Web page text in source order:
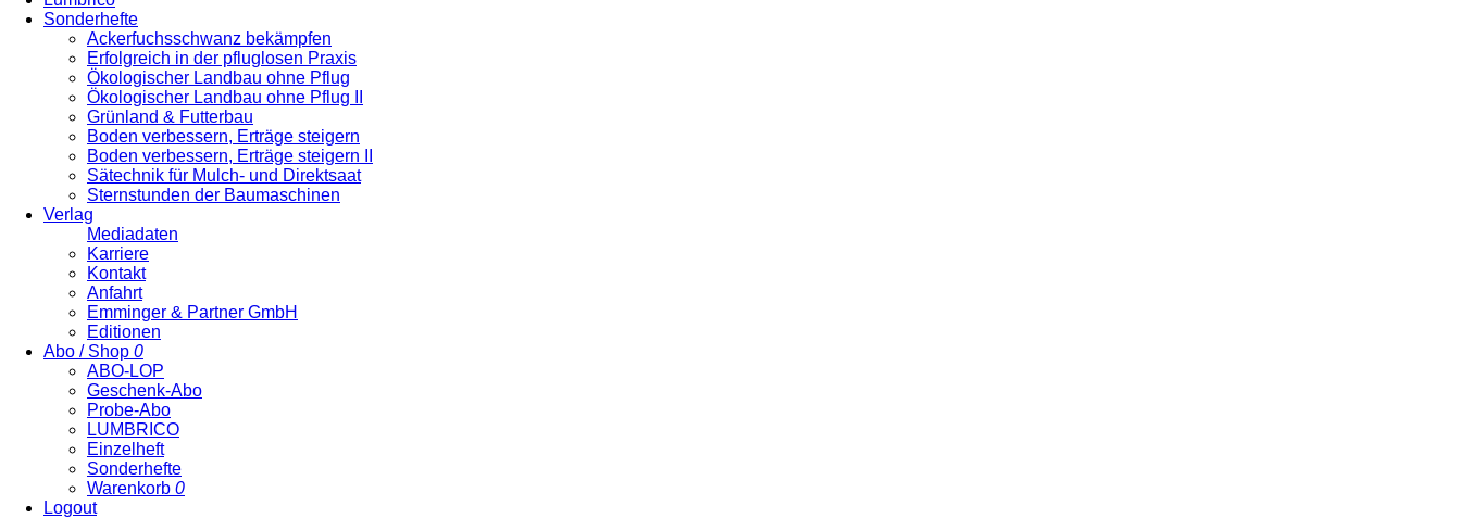
Sonderhefte
Ackerfuchsschwanz bekämpfen
Erfolgreich in der pfluglosen Praxis
Ökologischer Landbau ohne Pflug
Ökologischer Landbau ohne Pflug II
Grünland & Futterbau
Boden verbessern, Erträge steigern
Boden verbessern, Erträge steigern II
Sätechnik für Mulch- und Direktsaat
Sternstunden der Baumaschinen
Verlag
Mediadaten
Karriere
Kontakt
Anfahrt
Emminger & Partner GmbH
Editionen
Abo / Shop 0
ABO-LOP
Geschenk-Abo
Probe-Abo
LUMBRICO
Einzelheft
Sonderhefte
Warenkorb 0
Logout